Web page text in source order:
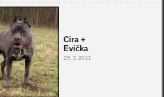
Cira +
Evička
25.3.2011